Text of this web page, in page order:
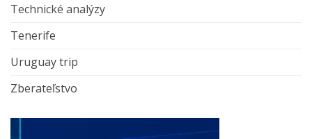
Technické analýzy
Tenerife
Uruguay trip
Zberateľstvo